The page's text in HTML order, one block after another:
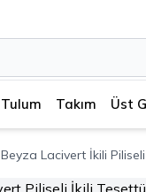
Tulum Takım Üst
Beyza Lacivert İkili